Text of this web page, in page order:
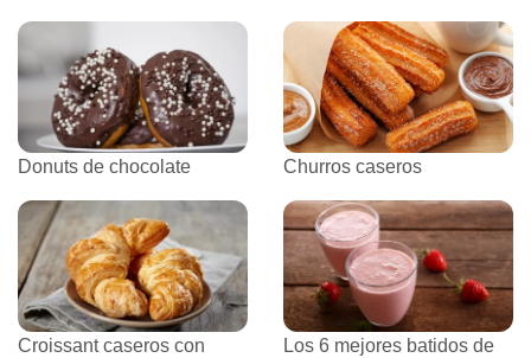
Donuts de chocolate Churros caseros
Croissant caseros con
Los 6 mejores batidos de